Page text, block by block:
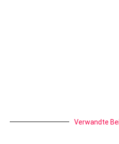
Verwandte